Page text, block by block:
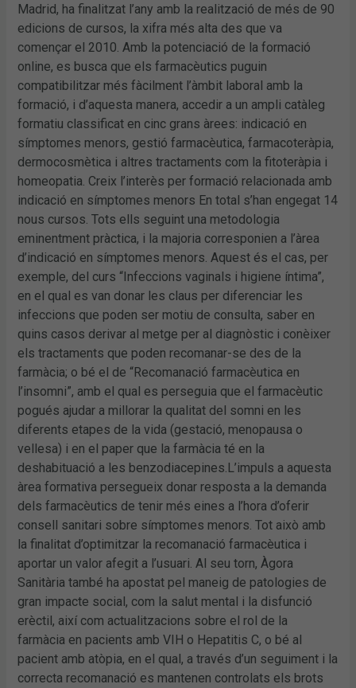
Madrid, ha finalitzat l’any amb la realització de més de 90
edicions de cursos, la xifra més alta des que va
començar el 2010. Amb la potenciació de la formació
online, es busca que els farmacèutics puguin
compatibilitzar més fàcilment l’àmbit laboral amb la
formació, i d’aquesta manera, accedir a un ampli catàleg
formatiu classificat en cinc grans àrees: indicació en
símptomes menors, gestió farmacèutica, farmacoteràpia,
dermocosmètica i altres tractaments com la fitoteràpia i
homeopatia. Creix l’interès per formació relacionada amb
indicació en símptomes menors En total s’han engegat 14
nous cursos. Tots ells seguint una metodologia
eminentment pràctica, i la majoria corresponien a l’àrea
d’indicació en símptomes menors. Aquest és el cas, per
exemple, del curs “Infeccions vaginals i higiene íntima”,
en el qual es van donar les claus per diferenciar les
infeccions que poden ser motiu de consulta, saber en
quins casos derivar al metge per al diagnòstic i conèixer
els tractaments que poden recomanar-se des de la
farmàcia; o bé el de “Recomanació farmacèutica en
l’insomni”, amb el qual es perseguia que el farmacèutic
pogués ajudar a millorar la qualitat del somni en les
diferents etapes de la vida (gestació, menopausa o
vellesa) i en el paper que la farmàcia té en la
deshabituació a les benzodiacepines.L’impuls a aquesta
àrea formativa persegueix donar resposta a la demanda
dels farmacèutics de tenir més eines a l’hora d’oferir
consell sanitari sobre símptomes menors. Tot això amb
la finalitat d’optimitzar la recomanació farmacèutica i
aportar un valor afegit a l’usuari. Al seu torn, Àgora
Sanitària també ha apostat pel maneig de patologies de
gran impacte social, com la salut mental i la disfunció
erèctil, així com actualitzacions sobre el rol de la
farmàcia en pacients amb VIH o Hepatitis C, o bé al
pacient amb atòpia, en el qual, a través d’un seguiment i la
correcta recomanació es mantenen controlats els brots